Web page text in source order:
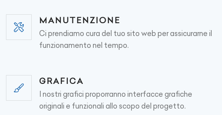
MANUTENZIONE
Ci prendiamo cura del tuo sito web per assicurarne il
funzionamento nel tempo.
GRAFICA
I nostri grafici proporranno interfacce grafiche
originali e funzionali allo scopo del progetto.